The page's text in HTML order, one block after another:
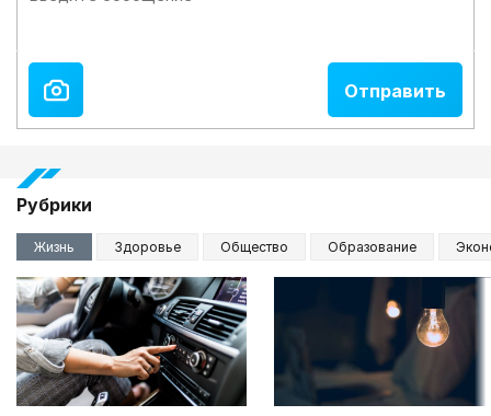
Рубрики
Жизнь Здоровье Общество Образование